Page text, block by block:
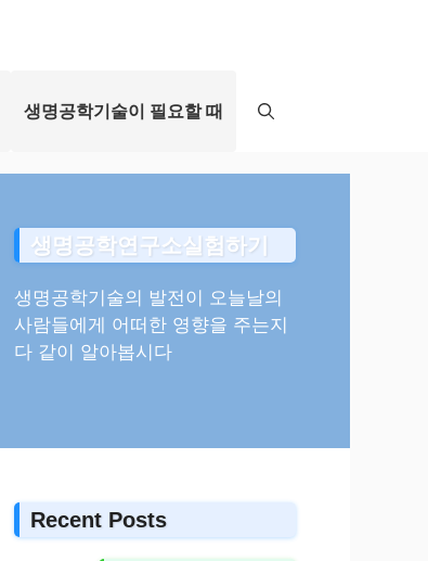
생명공학기술이 필요할 때
생명공학연구소실험하기
생명공학기술의 발전이 오늘날의
사람들에게 어떠한 영향을 주는지
다 같이 알아봅시다
Recent Posts